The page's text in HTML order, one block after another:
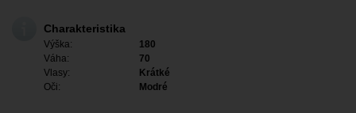
Charakteristika
Výška:
180
Váha:
70
Vlasy:
Krátké
Oči:
Modré